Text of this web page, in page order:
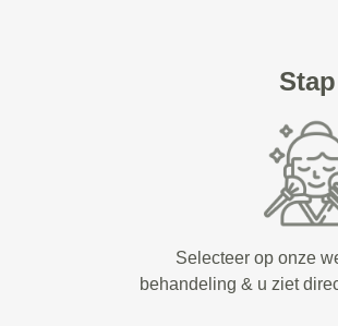
Selecteer op onze
behandeling & u ziet